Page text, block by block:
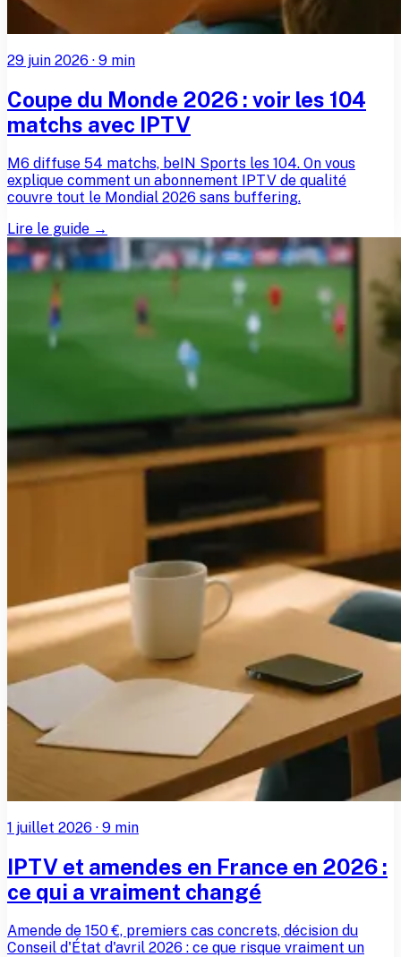
29 juin 2026 · 9 min
Coupe du Monde 2026 : voir les 104
matchs avec IPTV
M6 diffuse 54 matchs, beIN Sports les 104. On vous
explique comment un abonnement IPTV de qualité
couvre tout le Mondial 2026 sans buffering.
Lire le guide →
1 juillet 2026 · 9 min
IPTV et amendes en France en 2026 :
ce qui a vraiment changé
Amende de 150 €, premiers cas concrets, décision du
Conseil d'État d'avril 2026 : ce que risque vraiment un